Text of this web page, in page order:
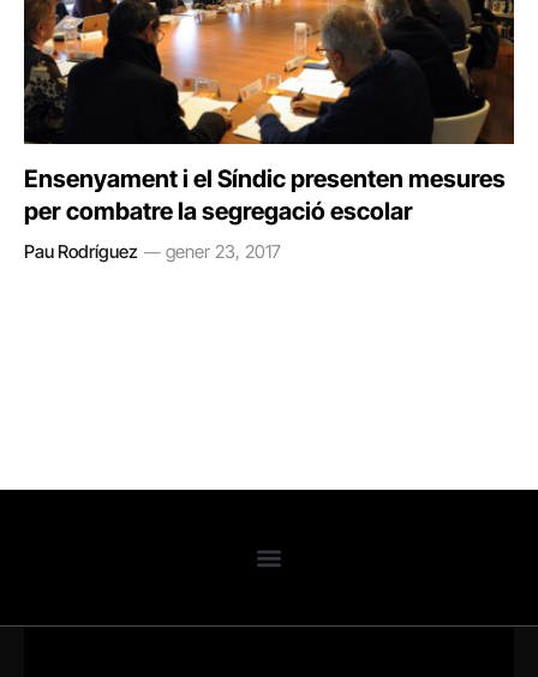
Ensenyament i el Síndic presenten mesures
per combatre la segregació escolar
Pau Rodríguez gener 23, 2017